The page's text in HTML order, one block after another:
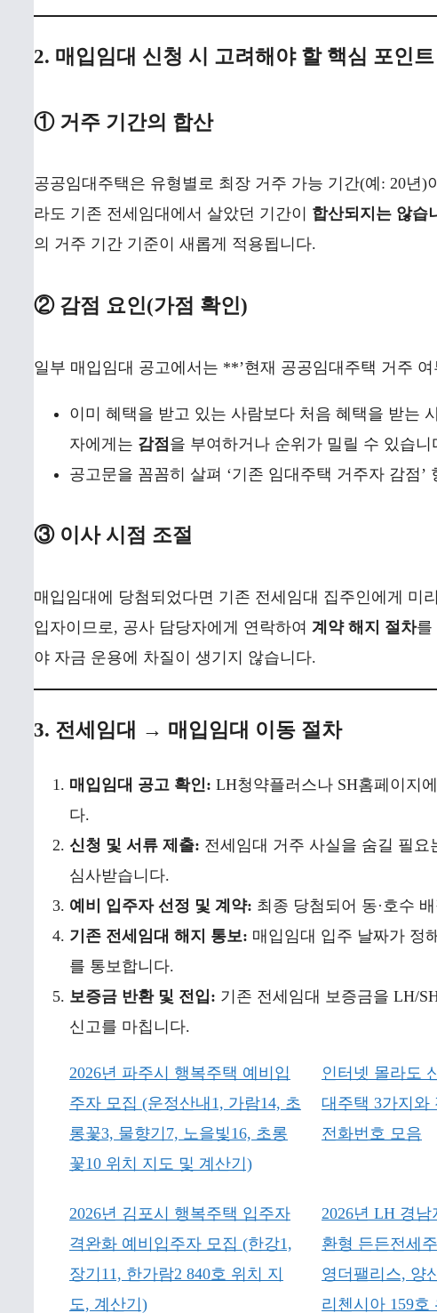
2. 매입임대 신청 시 고려해야 할 핵심 포인트
① 거주 기간의 합산
공공임대주택은 유형별로 최장 거주 가능 기간(예: 20년
라도 기존 전세임대에서 살았던 기간이 합산되지는 않습
의 거주 기간 기준이 새롭게 적용됩니다.
② 감점 요인(가점 확인)
일부 매입임대 공고에서는 **’현재 공공임대주택 거주
이미 혜택을 받고 있는 사람보다 처음 혜택을 받는
자에게는 감점 을 부여하거나 순위가 밀릴 수 있습니
공고문을 꼼꼼히 살펴 ‘기존 임대주택 거주자 감점
③ 이사 시점 조절
매입임대에 당첨되었다면 기존 전세임대 집주인에게 미
입자이므로, 공사 담당자에게 연락하여 계약 해지 절차를
야 자금 운용에 차질이 생기지 않습니다.
3. 전세임대 → 매입임대 이동 절차
매입임대 공고 확인: LH청약플러스나 SH홈페이지
다.
신청 및 서류 제출: 전세임대 거주 사실을 숨길 필
심사받습니다.
예비 입주자 선정 및 계약: 최종 당첨되어 동·호수
기존 전세임대 해지 통보: 매입임대 입주 날짜가 정
를 통보합니다.
보증금 반환 및 전입: 기존 전세임대 보증금을 LH/
신고를 마칩니다.
2026년 파주시 행복주택 예비입
주자 모집 (운정산내1, 가람14, 초
롱꽃3, 물향기7, 노을빛16, 초롱
꽃10 위치 지도 및 계산기)
인터넷 몰라도
대주택 3가지와
전화번호 모음
2026년 김포시 행복주택 입주자
격완화 예비입주자 모집 (한강1,
장기11, 한가람2 840호 위치 지
도, 계산기)
2026년 LH 경
환형 든든전세
영더팰리스, 양
리첸시아 159호